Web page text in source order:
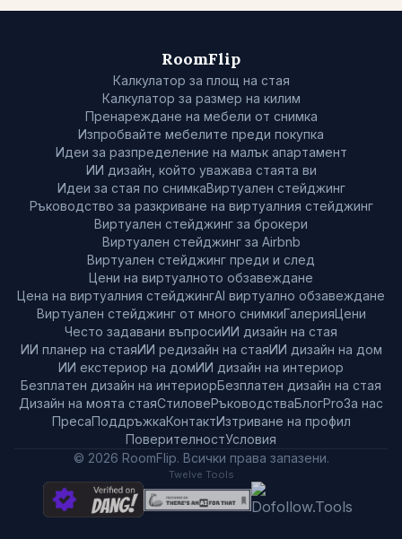
RoomFlip
Калкулатор за площ на стая
Калкулатор за размер на килим
Пренареждане на мебели от снимка
Изпробвайте мебелите преди покупка
Идеи за разпределение на малък апартамент
ИИ дизайн, който уважава стаята ви
Идеи за стая по снимкаВиртуален стейджинг
Ръководство за разкриване на виртуалния стейджинг
Виртуален стейджинг за брокери
Виртуален стейджинг за Airbnb
Виртуален стейджинг преди и след
Цени на виртуалното обзавеждане
Цена на виртуалния стейджингAI виртуално обзавеждане
Виртуален стейджинг от много снимкиГалерияЦени
Често задавани въпросиИИ дизайн на стая
ИИ планер на стаяИИ редизайн на стаяИИ дизайн на дом
ИИ екстериор на домИИ дизайн на интериор
Безплатен дизайн на интериорБезплатен дизайн на стая
Дизайн на моята стаяСтиловеРъководстваБлогProЗа нас
ПресаПоддръжкаКонтактИзтриване на профил
ПоверителностУсловия
© 2026 RoomFlip. Всички права запазени.
Twelve Tools